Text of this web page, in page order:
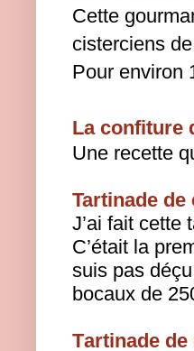
Cette
cisterciens
Pour environ
La confiture
Une recette
Tartinade
J’ai fait cette
C’était la
suis pas
bocaux de
Tartinade